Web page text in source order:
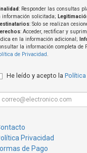
: Responder las consultas
información solicitada;
: Solo se realizan
: Acceder, rectificar y
en la información adicional;
la información completa de
de Privacidad.
He leído y acepto la Política
Privacidad
de Pago